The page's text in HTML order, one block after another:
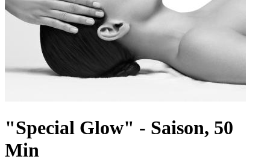
"Special Glow" - Saison, 50
Min